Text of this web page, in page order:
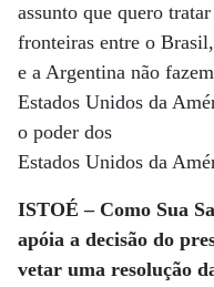
assunto que quero
fronteiras entre o
e a Argentina não
Estados Unidos da
o poder dos
Estados Unidos da
ISTOÉ – Como Sua
apóia a decisão do
vetar uma resolução